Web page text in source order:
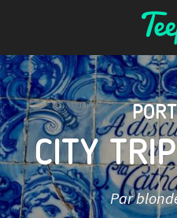
CITY
Par